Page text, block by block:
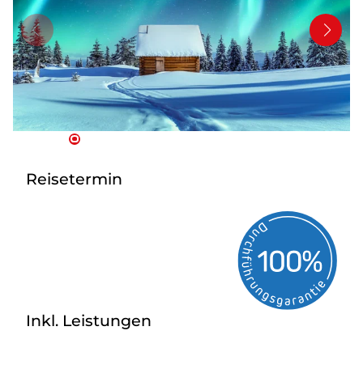
Kontakt
Reisetermin
Inkl. Leistungen